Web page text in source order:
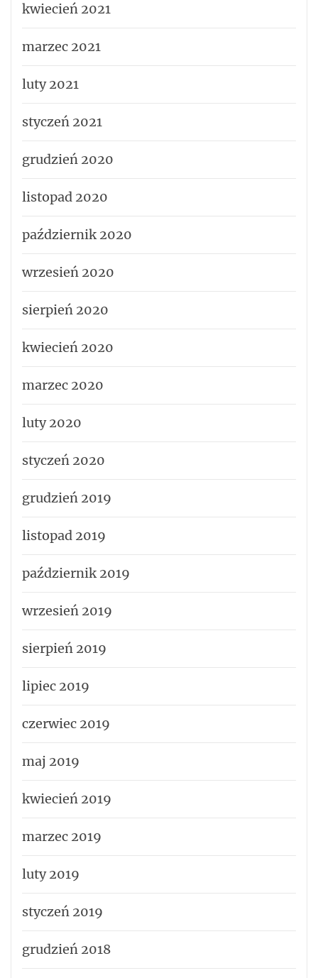
kwiecień 2021
marzec 2021
luty 2021
styczeń 2021
grudzień 2020
listopad 2020
październik 2020
wrzesień 2020
sierpień 2020
kwiecień 2020
marzec 2020
luty 2020
styczeń 2020
grudzień 2019
listopad 2019
październik 2019
wrzesień 2019
sierpień 2019
lipiec 2019
czerwiec 2019
maj 2019
kwiecień 2019
marzec 2019
luty 2019
styczeń 2019
grudzień 2018